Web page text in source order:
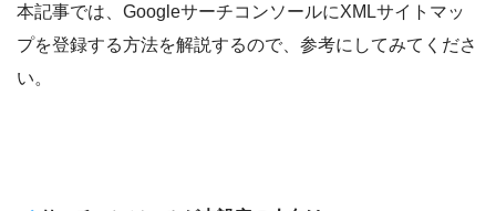
本記事では、GoogleサーチコンソールにXMLサイトマッ
プを登録する方法を解説するので、参考にしてみてくださ
い。